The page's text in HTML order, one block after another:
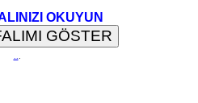
OKUYUN